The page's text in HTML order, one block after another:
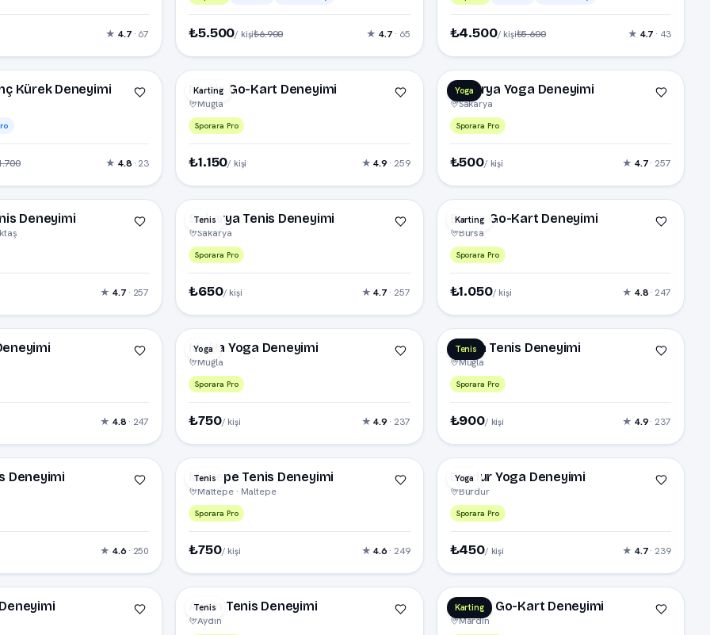
★ 4.7· 67 ₺5.500/ kişi₺6.900 ★4.7 · 65 ₺4.500/ kişi₺5.600 ★ 4.7 · 43
Kürek Deneyimi
★ 4.8· 23
Karting
Muğla Go-Kart Deneyimi
Muğla
Sporara Pro
₺1.150/ kişi ★4.9· 259
Yoga
Sakarya Yoga Deneyimi
Sakarya
Sporara Pro
₺500/ kişi ★ 4.7· 257
Deneyimi
★4.7· 257
Tenis
Sakarya Tenis Deneyimi
Sakarya
Sporara Pro
₺650/ kişi ★4.7 · 257
Karting
Bursa Go-Kart Deneyimi
Bursa
Sporara Pro
₺1.050/ kişi ★ 4.8· 247
★4.8· 247
Yoga
Muğla Yoga Deneyimi
Muğla
Sporara Pro
₺750/ kişi ★4.9· 237
Tenis
Muğla Tenis Deneyimi
Muğla
Sporara Pro
₺900/ kişi ★ 4.9· 237
Deneyimi
★4.6· 250
Tenis
Maltepe Tenis Deneyimi
Maltepe · Maltepe
Sporara Pro
₺750/ kişi ★4.6 · 249
Yoga
Burdur Yoga Deneyimi
Burdur
Sporara Pro
₺450/ kişi ★ 4.7· 239
Tenis
Aydın Tenis Deneyimi
Aydın
Karting
Mardin Go-Kart Deneyimi
Mardin